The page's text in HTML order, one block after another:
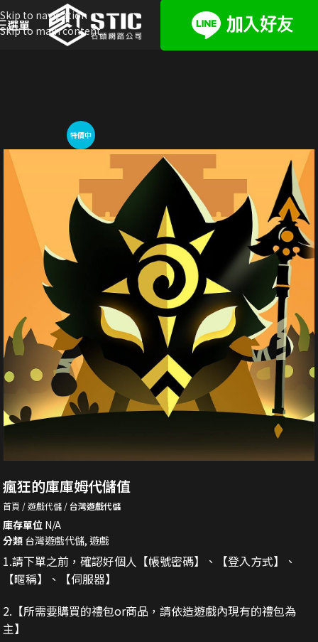
Skip to navigation
Skip to main content
選單
特價中
瘋狂的庫庫姆代儲值
首頁 遊戲代儲 台灣遊戲代儲
庫存單位 N/A
分類 台灣遊戲代儲, 遊戲
1.請下單之前，確認好個人【帳號密碼】、【登入方式】、
【暱稱】、【伺服器】
2. 【所需要購買的禮包or商品，請依造遊戲內現有的禮包為
主】